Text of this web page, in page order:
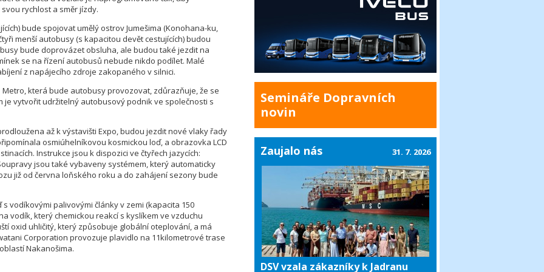
rychlost a směr jízdy.
bude spojovat umělý ostrov Jumešima (Konohana-ku,
menší autobusy (s kapacitou devět cestujících) budou
bude doprovázet obsluha, ale budou také jezdit na
se na řízení autobusů nebude nikdo podílet. Malé
z napájecího zdroje zakopaného v silnici.
která bude autobusy provozovat, zdůrazňuje, že se
je vytvořit udržitelný autobusový podnik ve společnosti s
až k výstavišti Expo, budou jezdit nové vlaky řady
osmiúhelníkovou kosmickou loď, a obrazovka LCD
Instrukce jsou k dispozici ve čtyřech jazycích:
jsou také vybaveny systémem, který automaticky
již od června loňského roku a do zahájení sezony bude
vodíkovými palivovými články v zemi (kapacita 150
vodík, který chemickou reakcí s kyslíkem ve vzduchu
oxid uhličitý, který způsobuje globální oteplování, a má
Corporation provozuje plavidlo na 11kilometrové trase
Nakanošima.
Semináře Dopravních
novin
Zaujalo nás
DSV vzala zákazníky k Jadranu
31. 7. 2026